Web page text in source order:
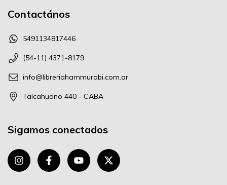
Contactános
5491134817446
(54-11) 4371-8179
info@libreriahammurabi.com.ar
Talcahuano 440 - CABA
Sigamos conectados